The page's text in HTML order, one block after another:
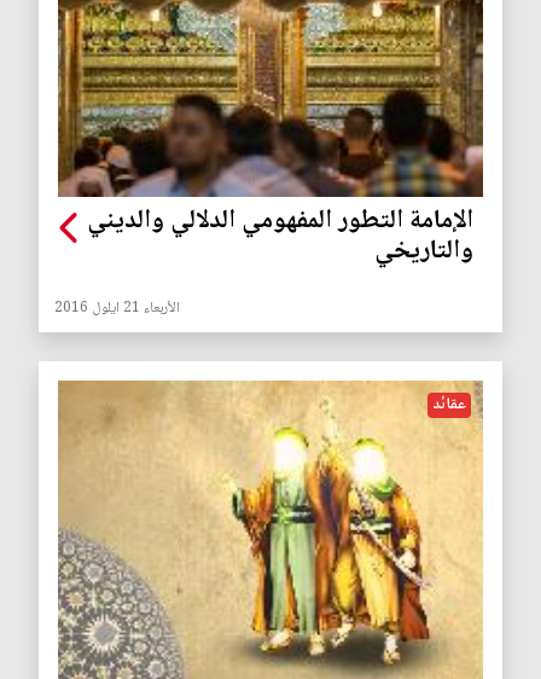
الإمامة التطور المفهومي الدلالي والديني
والتاريخي
الأربعاء 21 ايلول 2016
عقائد